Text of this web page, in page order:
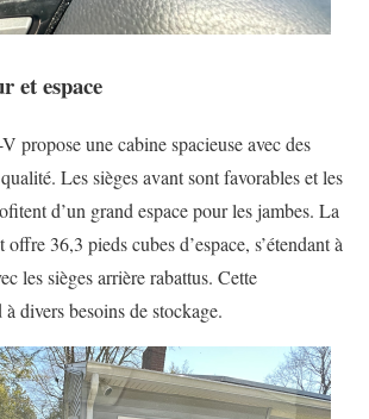
et espace
propose une cabine spacieuse avec des
Les sièges avant sont favorables et les
d’un grand espace pour les jambes. La
36,3 pieds cubes d’espace, s’étendant à
les sièges arrière rabattus. Cette
divers besoins de stockage.